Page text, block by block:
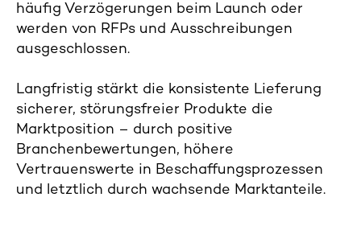
häufig Verzögerungen beim Launch oder
werden von RFPs und Ausschreibungen
ausgeschlossen.
Langfristig stärkt die konsistente Lieferung
sicherer, störungsfreier Produkte die
Marktposition – durch positive
Branchenbewertungen, höhere
Vertrauenswerte in Beschaffungsprozessen
und letztlich durch wachsende Marktanteile.